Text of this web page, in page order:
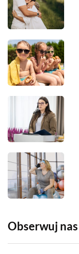
Obserwuj nas